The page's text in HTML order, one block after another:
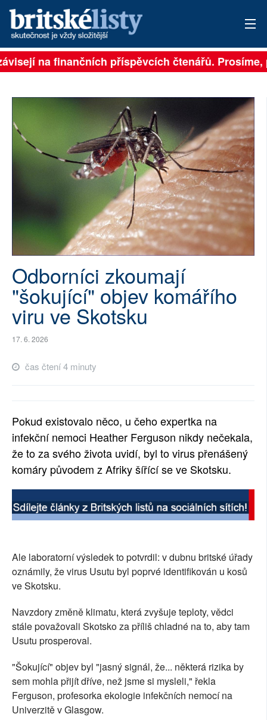
PŘIHLÁSIT
ROZHOVORY
AUTOŘI
PŘÍSPĚVKY NA PROVOZ
SOCIÁLNÍ SÍTĚ
RUBRIKY
PLNÁ VERZE STRÁNEK
na finančních příspěvcích čtenářů. Prosíme,
Odborníci zkoumají
"šokující" objev komářího
viru ve Skotsku
17. 6. 2026
čas čtení 4 minuty
Pokud existovalo něco, u čeho expertka na
infekční nemoci Heather Ferguson nikdy nečekala,
že to za svého života uvidí, byl to virus přenášený
komáry původem z Afriky šířící se ve Skotsku.
Ale laboratorní výsledek to potvrdil: v dubnu britské úřady
oznámily, že virus Usutu byl poprvé identifikován u kosů
ve Skotsku.
Navzdory změně klimatu, která zvyšuje teploty, vědci
stále považovali Skotsko za příliš chladné na to, aby tam
Usutu prosperoval.
"Šokující" objev byl "jasný signál, že... některá rizika by
sem mohla přijít dříve, než jsme si mysleli," řekla
Ferguson, profesorka ekologie infekčních nemocí na
Univerzitě v Glasgow.